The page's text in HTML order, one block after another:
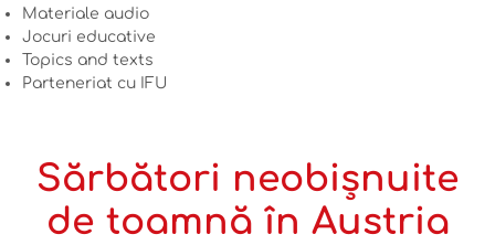
Materiale audio
Jocuri educative
Topics and texts
Parteneriat cu IFU
Sărbători neobișnuite
de toamnă în Austria